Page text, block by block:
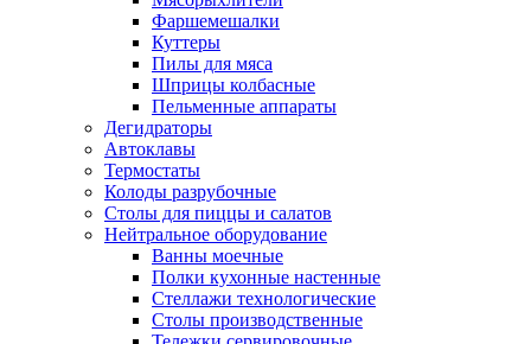
Фаршемешалки
Куттеры
Пилы для мяса
Шприцы колбасные
Пельменные аппараты
Дегидраторы
Автоклавы
Термостаты
Колоды разрубочные
Столы для пиццы и салатов
Нейтральное оборудование
Ванны моечные
Полки кухонные настенные
Стеллажи технологические
Столы производственные